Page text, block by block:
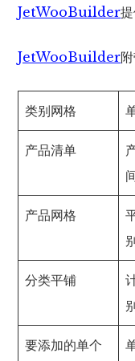
JetWooBuilder
JetWooBuilder
类别网格
产品清单
产品网格
分类平铺
要添加的单个